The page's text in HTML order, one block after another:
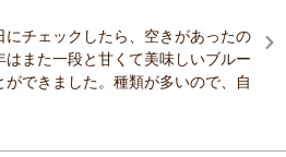
チェックしたら、空きがあったの
また一段と甘くて美味しいブルー
できました。種類が多いので、自